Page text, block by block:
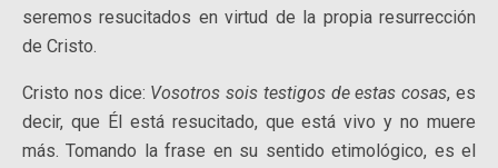
seremos resucitados en virtud de la propia resurrección
de Cristo.
Cristo nos dice: Vosotros sois testigos de estas cosas, es
decir, que Él está resucitado, que está vivo y no muere
más. Tomando la frase en su sentido etimológico, es el